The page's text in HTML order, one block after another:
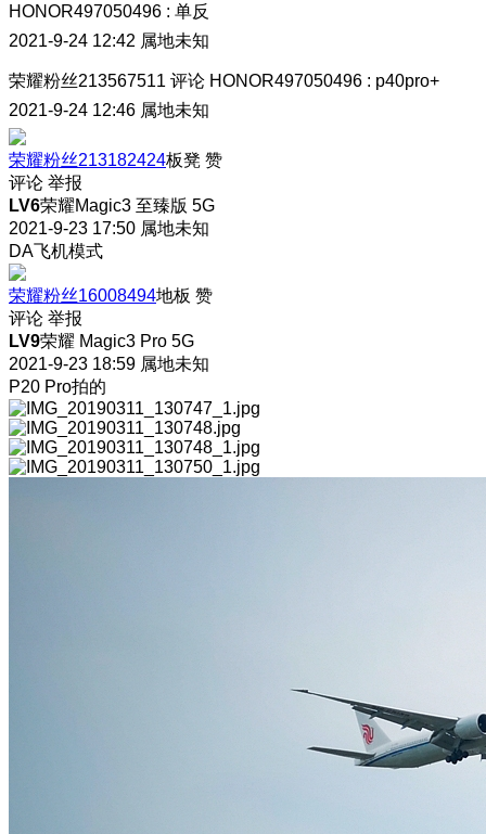
HONOR497050496 : 单反
2021-9-24 12:42 属地未知
荣耀粉丝213567511 评论 HONOR497050496 : p40pro+
2021-9-24 12:46 属地未知
荣耀粉丝213182424板凳 赞
评论 举报
LV6荣耀Magic3 至臻版 5G
2021-9-23 17:50 属地未知
DA飞机模式
荣耀粉丝16008494地板 赞
评论 举报
LV9荣耀 Magic3 Pro 5G
2021-9-23 18:59 属地未知
P20 Pro拍的